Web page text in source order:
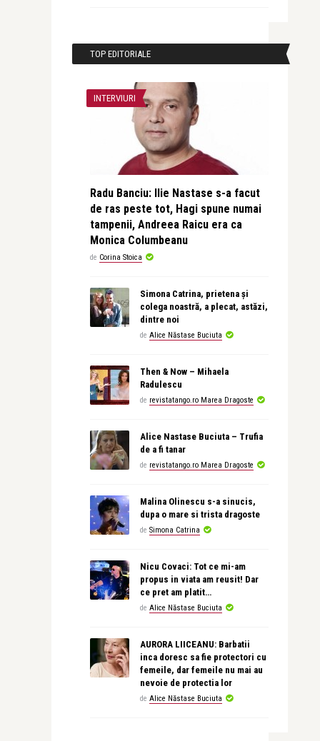
TOP EDITORIALE
INTERVIURI
Radu Banciu: Ilie Nastase s-a facut
de ras peste tot, Hagi spune numai
tampenii, Andreea Raicu era ca
Monica Columbeanu
de Corina Stoica
Simona Catrina, prietena și
colega noastră, a plecat, astăzi,
dintre noi
de Alice Năstase Buciuta
Then & Now – Mihaela
Radulescu
de revistatango.ro Marea Dragoste
Alice Nastase Buciuta – Trufia
de a fi tanar
de revistatango.ro Marea Dragoste
Malina Olinescu s-a sinucis,
dupa o mare si trista dragoste
de Simona Catrina
Nicu Covaci: Tot ce mi-am
propus in viata am reusit! Dar
ce pret am platit…
de Alice Năstase Buciuta
AURORA LIICEANU: Barbatii
inca doresc sa fie protectori cu
femeile, dar femeile nu mai au
nevoie de protectia lor
de Alice Năstase Buciuta